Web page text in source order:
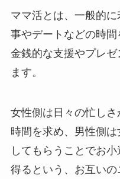
ママ活とは、一般的
事やデートなどの時
金銭的な支援やプレ
ます。
女性側は日々の忙し
時間を求め、男性側
してもらうことでお
得るという、お互い